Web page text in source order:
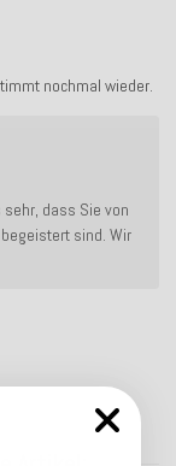
nochmal wieder.
dass Sie von
sind. Wir